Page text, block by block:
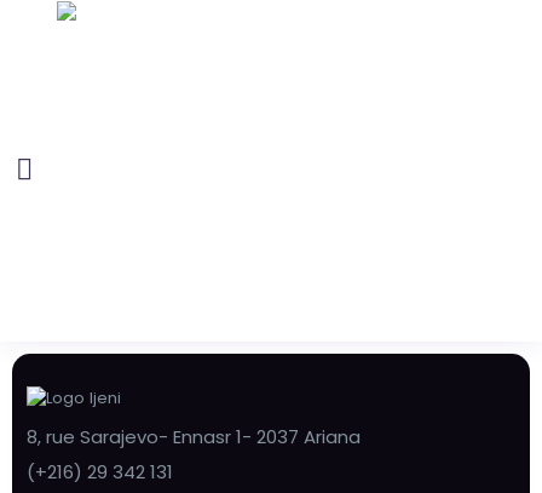
8, rue Sarajevo- Ennasr 1- 2037 Ariana
(+216) 29 342 131